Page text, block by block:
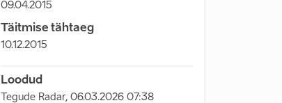
09.04.2015
Täitmise tähtaeg
10.12.2015
Loodud
Tegude Radar, 06.03.2026 07:38